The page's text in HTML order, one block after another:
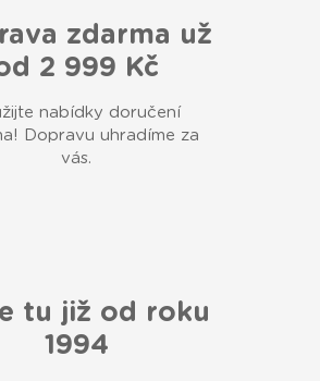
zdarma už
2 999 Kč
nabídky doručení
Dopravu uhradíme za
vás.
tu již od roku
1994